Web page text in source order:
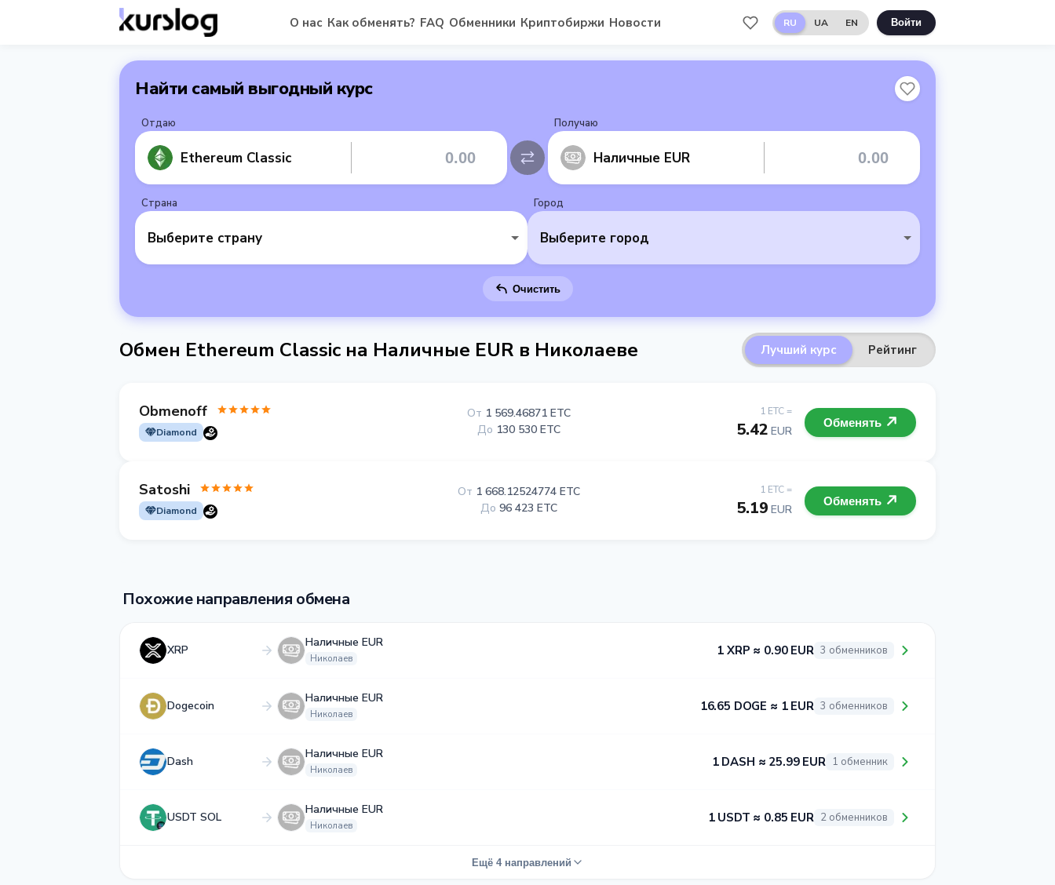
О нас Как обменять? FAQ Обменники Криптобиржи Новости RU UA EN Войти
Найти самый выгодный курс
Отдаю
Ethereum Classic
Получаю
Наличные EUR
Страна
Выберите страну
Город
Выберите город
Очистить
Обмен Ethereum Classic на Наличные EUR в Николаеве Лучший курс Рейтинг
Obmenoff
Diamond
1 ETC =
5.42 EUR
От 1 569.46871 ETC
До 130 530 ETC Обменять
Satoshi
Diamond
1 ETC =
5.19 EUR
От 1 668.12524774 ETC
До 96 423 ETC Обменять
Похожие направления обмена
XRP
Наличные EUR
Николаев
1 XRP ≈ 0.90 EUR 3 обменников
Dogecoin
Наличные EUR
Николаев
16.65 DOGE ≈ 1 EUR 3 обменников
Dash
Наличные EUR
Николаев
1 DASH ≈ 25.99 EUR 1 обменник
USDT SOL
Наличные EUR
Николаев
1 USDT ≈ 0.85 EUR 2 обменников
Ещё 4 направлений